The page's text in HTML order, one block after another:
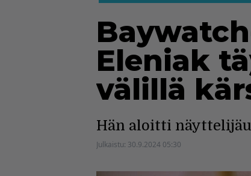
Eleniak
välillä
Hän aloitti
Julkaistu: 30.9.2024 05:30